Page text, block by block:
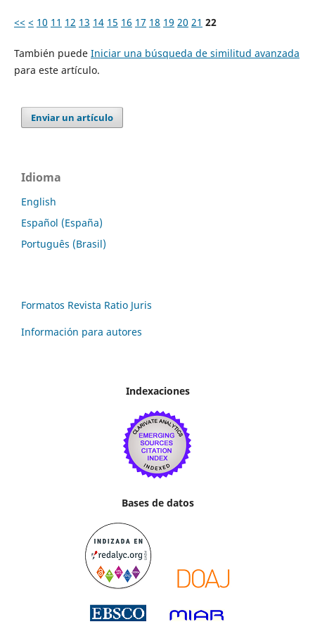
<< < 10 11 12 13 14 15 16 17 18 19 20 21 22
También puede Iniciar una búsqueda de similitud avanzada
para este artículo.
Enviar un artículo
Idioma
English
Español (España)
Português (Brasil)
Formatos Revista Ratio Juris
Información para autores
Indexaciones
Bases de datos